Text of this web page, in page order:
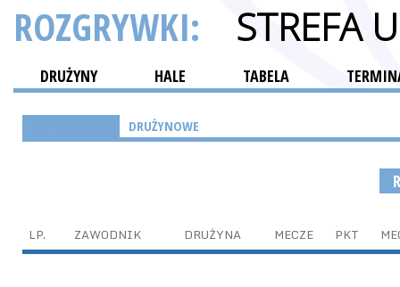
ROZGRYWKI: STREFA
DRUŻYNY HALE TABELA
DRUŻYNOWE
LP. ZAWODNIK DRUŻYNA MECZE PKT